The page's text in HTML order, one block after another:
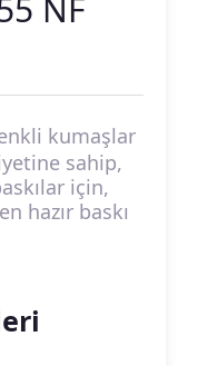
NF
kumaşlar
sahip,
için,
hazır baskı